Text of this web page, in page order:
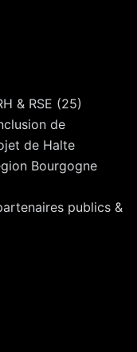
& RSE (25)
de
de Halte
Bourgogne
publics &